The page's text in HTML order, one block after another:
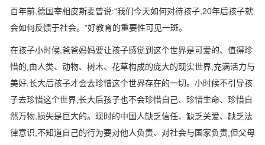
百年前,德国宰相皮斯麦曾说:“我们今天如何对待孩子,20年后孩子就
会如何反馈于社会。”好教育的重要性可见一斑。
在孩子小时候,爸爸妈妈要让孩子感觉到这个世界是可爱的、值得珍
惜的,由人类、动物、树木、花草构成的庞大的现实世界,充满活力与
美好,长大后孩子才会去珍惜这个世界存在的一切。 小时候不引导孩
子去珍惜这个世界,长大后孩子也不会珍惜自己、珍惜生命、珍惜自
然万物,损失是巨大的。现时的中国人缺乏信任、缺乏关爱、缺乏法
律意识,不知道自己的行为要对他人负责、对社会与国家负责,但父母